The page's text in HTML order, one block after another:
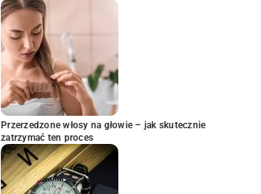
Przerzedzone włosy na głowie – jak skutecznie
zatrzymać ten proces